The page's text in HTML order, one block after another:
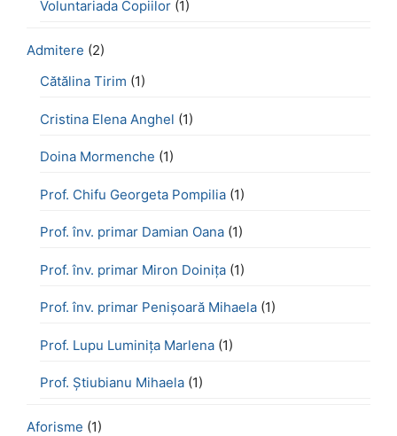
Voluntariada Copiilor (1)
Admitere (2)
Cătălina Tirim (1)
Cristina Elena Anghel (1)
Doina Mormenche (1)
Prof. Chifu Georgeta Pompilia (1)
Prof. înv. primar Damian Oana (1)
Prof. înv. primar Miron Doinița (1)
Prof. înv. primar Penișoară Mihaela (1)
Prof. Lupu Luminița Marlena (1)
Prof. Știubianu Mihaela (1)
Aforisme (1)